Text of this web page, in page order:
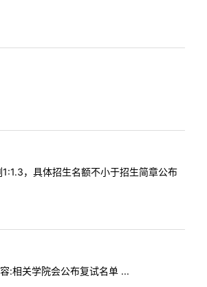
，具体招生名额不小于招生简章公布
:相关学院会公布复试名单 ...